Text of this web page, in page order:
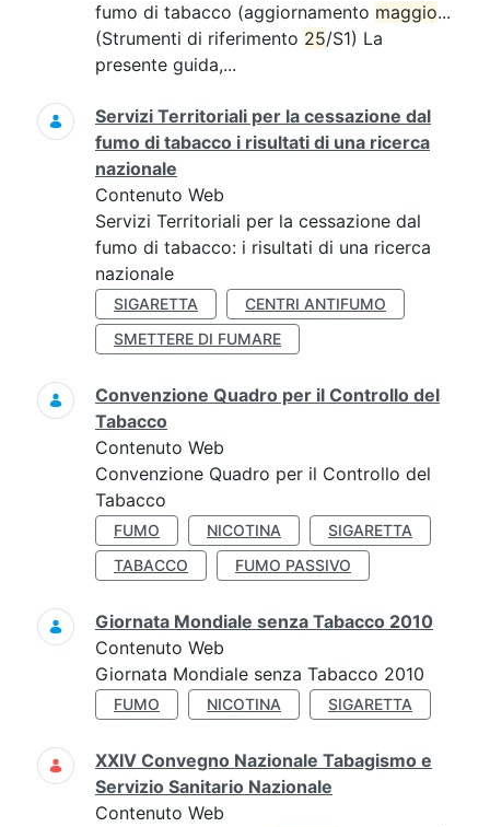
fumo di tabacco (aggiornamento maggio...
(Strumenti di riferimento 25/S1) La
presente guida,...
Servizi Territoriali per la cessazione dal
fumo di tabacco i risultati di una ricerca
nazionale
Contenuto Web
Servizi Territoriali per la cessazione dal
fumo di tabacco: i risultati di una ricerca
nazionale
SIGARETTA
CENTRI ANTIFUMO
SMETTERE DI FUMARE
Convenzione Quadro per il Controllo del
Tabacco
Contenuto Web
Convenzione Quadro per il Controllo del
Tabacco
FUMO NICOTINA
SIGARETTA
TABACCO
FUMO PASSIVO
Giornata Mondiale senza Tabacco 2010
Contenuto Web
Giornata Mondiale senza Tabacco 2010
FUMO NICOTINA SIGARETTA
XXIV Convegno Nazionale Tabagismo e
Servizio Sanitario Nazionale
Contenuto Web